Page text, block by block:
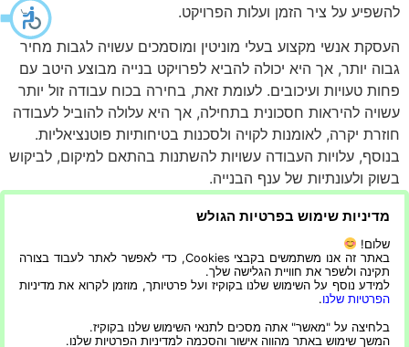
להשפיע על ציר הזמן ועלות הפרויקט.
העסקת אנשי מקצוע בעלי מוניטין ומוסמכים עשויה לגבות מחיר
גבוה יותר, אך היא יכולה להביא לפרויקט בנייה מבוצע היטב עם
פחות טעויות ועיכובים. לעומת זאת, בחירה בכוח עבודה זול יותר
עשויה להיראות חסכונית בתחילה, אך היא עלולה להוביל לעבודה
חוזרת יקרה, לאומנות לקויה ולסכנות בטיחותיות פוטנציאליות.
בנוסף, עלויות העבודה עשויות להשתנות בהתאם למיקום, לביקוש
בשוק ולעונתיות של ענף הבנייה.
לסיכום, השיקוליםכמה עולה לבנות בית
מאינספור גורמים. החלטה מושכלת יכולה להתקבל רק לאחר
ניתוח עלויות יסודי ותכנון תקציב. הבנת הפרמטרים הללו
מסייעת בקבלת החלטות מושכלות, ניהול ציפיות והבטחת
תהליך בנייה חלק יותר.
מדיניות שימוש בפרטיות הגולש
שלום!
באתר זה אנו משתמשים בקבצי Cookies, כדי לאפשר לאתר לעבוד בצורה
תקינה ולשפר את חוויית הגלישה שלך.
למידע נוסף על השימוש שלנו בקוקיז ועל פרטיותך, מוזמן לקרוא את מדיניות
הפרטיות שלנו.
בלחיצה על "מאשר" אתה מסכים לתנאי השימוש שלנו בקוקיז.
המשך שימוש באתר מהווה אישור והסכמה למדיניות הפרטיות שלנו.